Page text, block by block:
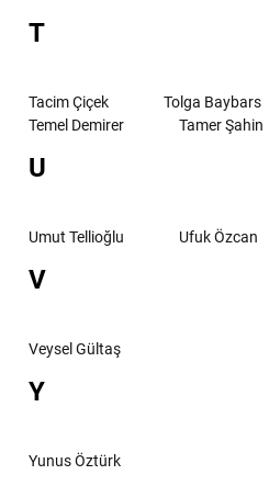
T
Tacim Çiçek Tolga Baybars
Temel Demirer
Tamer Şahin
U
Umut Tellioğlu Ufuk Özcan
V
Veysel Gültaş
Y
Yunus Öztürk